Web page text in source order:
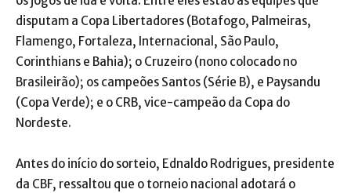
disputam a Copa Libertadores (Botafogo, Palmeiras,
Flamengo, Fortaleza, Internacional, São Paulo,
Corinthians e Bahia); o Cruzeiro (nono colocado no
Brasileirão); os campeões Santos (Série B), e Paysandu
(Copa Verde); e o CRB, vice-campeão da Copa do
Nordeste.
Antes do início do sorteio, Ednaldo Rodrigues, presidente
da CBF, ressaltou que o torneio nacional adotará o